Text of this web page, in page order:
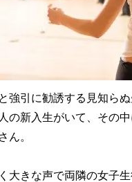
強引に勧誘する見知ら
の新入生がいて、その
ん。
大きな声で両隣の女子